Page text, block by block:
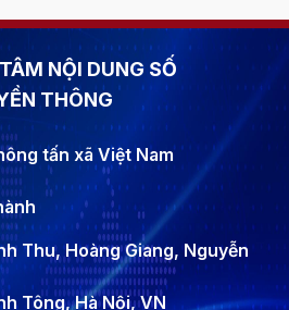
NỘI DUNG SỐ
THÔNG
tấn xã Việt Nam
Thu, Hoàng Giang, Nguyễn
Tông, Hà Nội, VN